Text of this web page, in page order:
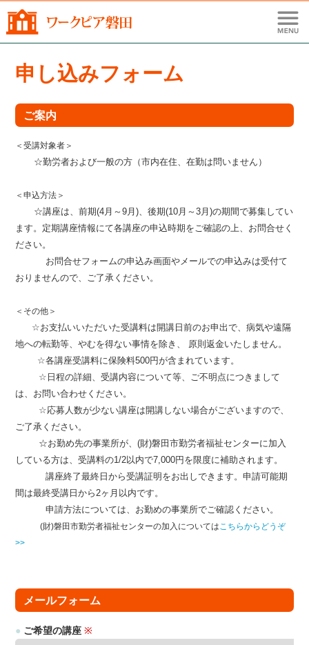
申し込みフォーム
ご案内
＜受講対象者＞
☆勤労者および一般の方（市内在住、在勤は問いません）
＜申込方法＞
☆講座は、前期(4月～9月)、後期(10月～3月)の期間で募集してい
ます。定期講座情報にて各講座の申込時期をご確認の上、 お問合せく
ださい。
お問合せフォームの申込み画面やメールでの申込みは受付て
おりませんので、ご了承ください。
＜その他＞
☆お支払いいただいた受講料は開講日前のお申出で、病気や遠隔
地への転勤等、やむを得ない事情を除き、
原則返金いたしません。
☆各講座受講料に保険料500円が含まれています。
☆日程の詳細、受講内容について等、ご不明点につきまして
は、お問い合わせください。
☆応募人数が少ない講座は開講しない場合がございますので、
ご了承ください。
☆お勤め先の事業所が、(財)磐田市勤労者福祉センターに加入
している方は、受講料の1/2以内で7,000円を限度に補助されます。
講座終了最終日から受講証明をお出しできます。申請可能期
間は最終受講日から2ヶ月 以内です。
申請方法については、お勤めの事業所でご確認ください。
(財)磐田市勤労者福祉センターの加入についてはこちらからどうぞ
>>
メールフォーム
● ご希望の講座 ※